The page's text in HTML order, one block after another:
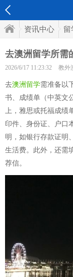
资讯中心 留
去澳洲留学所需
2026/6/17 11:23:32 教外
去澳洲留学需准备以
书、成绩单（中英文
上，雅思或托福成绩
印件、身份证、户口
明，如银行存款证明
生活费。此外，还需
荐信。